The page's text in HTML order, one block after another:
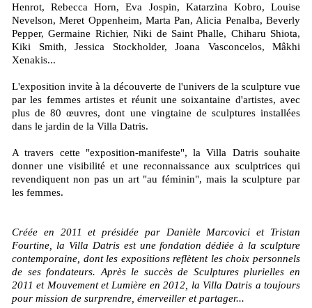
Henrot, Rebecca Horn, Eva Jospin, Katarzina Kobro, Louise
Nevelson, Meret Oppenheim, Marta Pan, Alicia Penalba, Beverly
Pepper, Germaine Richier, Niki de Saint Phalle, Chiharu Shiota,
Kiki Smith, Jessica Stockholder, Joana Vasconcelos, Mâkhi
Xenakis...
L'exposition invite à la découverte de l'univers de la sculpture vue
par les femmes artistes et réunit une soixantaine d'artistes, avec
plus de 80 œuvres, dont une vingtaine de sculptures installées
dans le jardin de la Villa Datris.
A travers cette "exposition-manifeste", la Villa Datris souhaite
donner une visibilité et une reconnaissance aux sculptrices qui
revendiquent non pas un art "au féminin", mais la sculpture par
les femmes.
Créée en 2011 et présidée par Danièle Marcovici et Tristan
Fourtine, la Villa Datris est une fondation dédiée à la sculpture
contemporaine, dont les expositions reflètent les choix personnels
de ses fondateurs. Après le succès de Sculptures plurielles en
2011 et Mouvement et Lumière en 2012, la Villa Datris a toujours
pour mission de surprendre, émerveiller et partager...